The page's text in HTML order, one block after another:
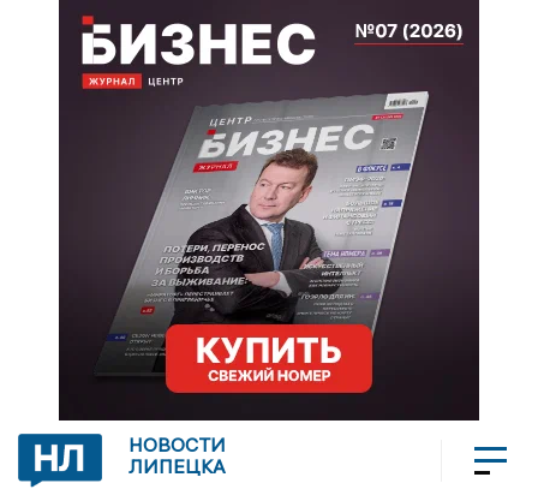
НОВОСТИ
ЛИПЕЦКА